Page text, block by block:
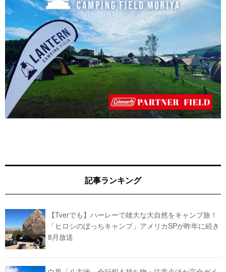
記事ランキング
【Tverでも】ハーレーで雄大な大自然をキャンプ旅！
「ヒロシのぼっちキャンプ」アメリカSPが昨年に続き
8月放送